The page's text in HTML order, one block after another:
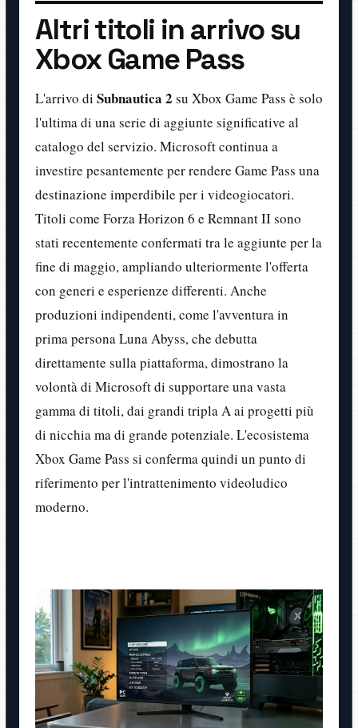
Altri titoli in arrivo su
Xbox Game Pass
L'arrivo di Subnautica 2 su Xbox Game Pass è solo
l'ultima di una serie di aggiunte significative al
catalogo del servizio. Microsoft continua a
investire pesantemente per rendere Game Pass una
destinazione imperdibile per i videogiocatori.
Titoli come Forza Horizon 6 e Remnant II sono
stati recentemente confermati tra le aggiunte per la
fine di maggio, ampliando ulteriormente l'offerta
con generi e esperienze differenti. Anche
produzioni indipendenti, come l'avventura in
prima persona Luna Abyss, che debutta
direttamente sulla piattaforma, dimostrano la
volontà di Microsoft di supportare una vasta
gamma di titoli, dai grandi tripla A ai progetti più
di nicchia ma di grande potenziale. L'ecosistema
Xbox Game Pass si conferma quindi un punto di
riferimento per l'intrattenimento videoludico
moderno.